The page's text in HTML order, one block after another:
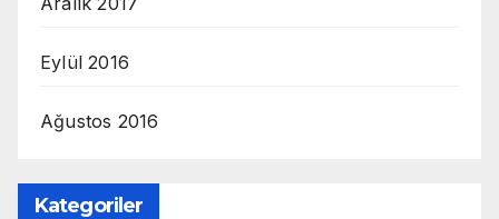
Eylül 2016
Ağustos 2016
Kategoriler